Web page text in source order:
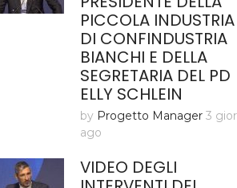
PICCOLA INDUSTRIA
DI CONFINDUSTRIA
BIANCHI E DELLA
SEGRETARIA DEL PD
ELLY SCHLEIN
by Progetto Manager 3
ago
VIDEO DEGLI